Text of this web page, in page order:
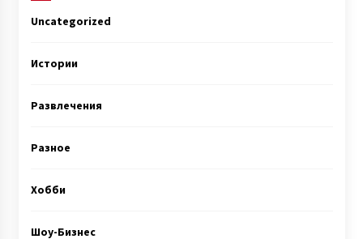
Uncategorized
Истории
Развлечения
Разное
Хобби
Шоу-Бизнес